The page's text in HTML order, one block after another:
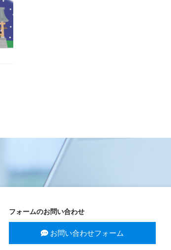
フォームのお問い合わせ
お問い合わせフォーム